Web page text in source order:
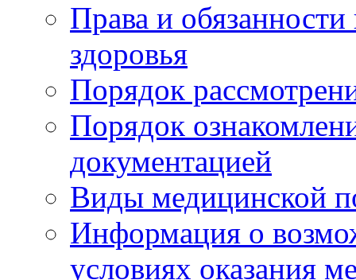
Права и
здоровья
Порядок
Порядок
документацией
Виды медицинской
Информация о
условиях оказания